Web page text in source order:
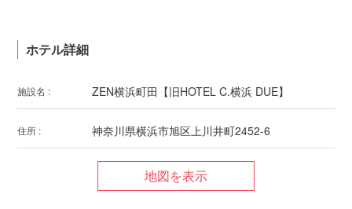
ホテル詳細
施設名 : ZEN横浜町田【旧HOTEL C.横浜 DUE】
住所 : 神奈川県横浜市旭区上川井町2452-6